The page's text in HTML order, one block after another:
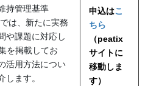
持管理基準
は、新たに実務
や課題に対応し
を掲載してお
活用方法につい
します。
申込はこ
ちら
（peatix
サイトに
移動しま
す）